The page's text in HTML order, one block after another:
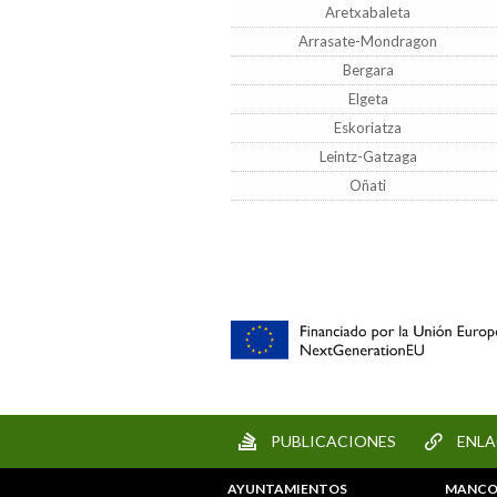
Aretxabaleta
Arrasate-Mondragon
Bergara
Elgeta
Eskoriatza
Leintz-Gatzaga
Oñati
PUBLICACIONES
AYUNTAMIENTOS